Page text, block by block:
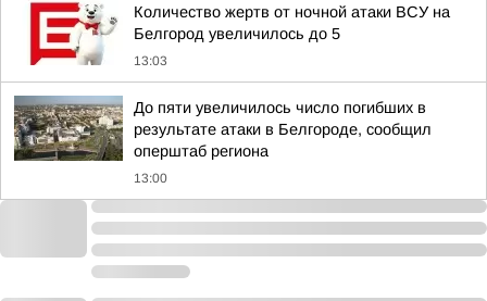
Количество жертв от ночной атаки ВСУ на
Белгород увеличилось до 5
13:03
До пяти увеличилось число погибших в
результате атаки в Белгороде, сообщил
оперштаб региона
13:00